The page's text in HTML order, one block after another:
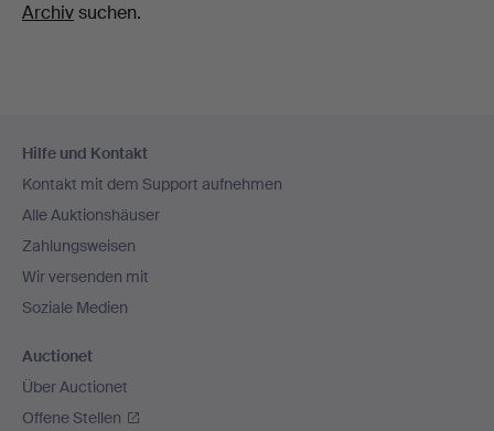
Archivsuchen.
Navigation
Hilfe und Kontakt
Kontakt mit dem Support aufnehmen
Alle Auktionshäuser
Zahlungsweisen
Wir versenden mit
Soziale Medien
Auctionet
Über Auctionet
Offene Stellen